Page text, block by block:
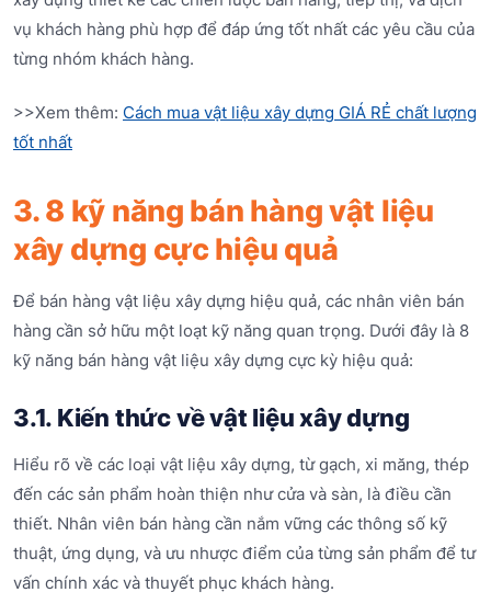
vụ khách hàng phù hợp để đáp ứng tốt nhất các yêu cầu của
từng nhóm khách hàng.
>>Xem thêm: Cách mua vật liệu xây dựng GIÁ RẺ chất lượng
tốt nhất
3. 8 kỹ năng bán hàng vật liệu
xây dựng cực hiệu quả
Để bán hàng vật liệu xây dựng hiệu quả, các nhân viên bán
hàng cần sở hữu một loạt kỹ năng quan trọng. Dưới đây là 8
kỹ năng bán hàng vật liệu xây dựng cực kỳ hiệu quả:
3.1. Kiến thức về vật liệu xây dựng
Hiểu rõ về các loại vật liệu xây dựng, từ gạch, xi măng, thép
đến các sản phẩm hoàn thiện như cửa và sàn, là điều cần
thiết. Nhân viên bán hàng cần nắm vững các thông số kỹ
thuật, ứng dụng, và ưu nhược điểm của từng sản phẩm để tư
vấn chính xác và thuyết phục khách hàng.